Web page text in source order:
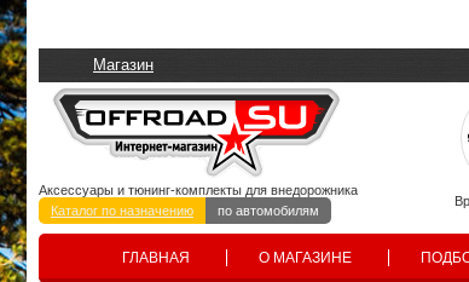
Магазин
Аксессуары и тюнинг-комплекты для внедорожника
Каталог по назначению
по автомобилям
ГЛАВНАЯ О МАГАЗИНЕ